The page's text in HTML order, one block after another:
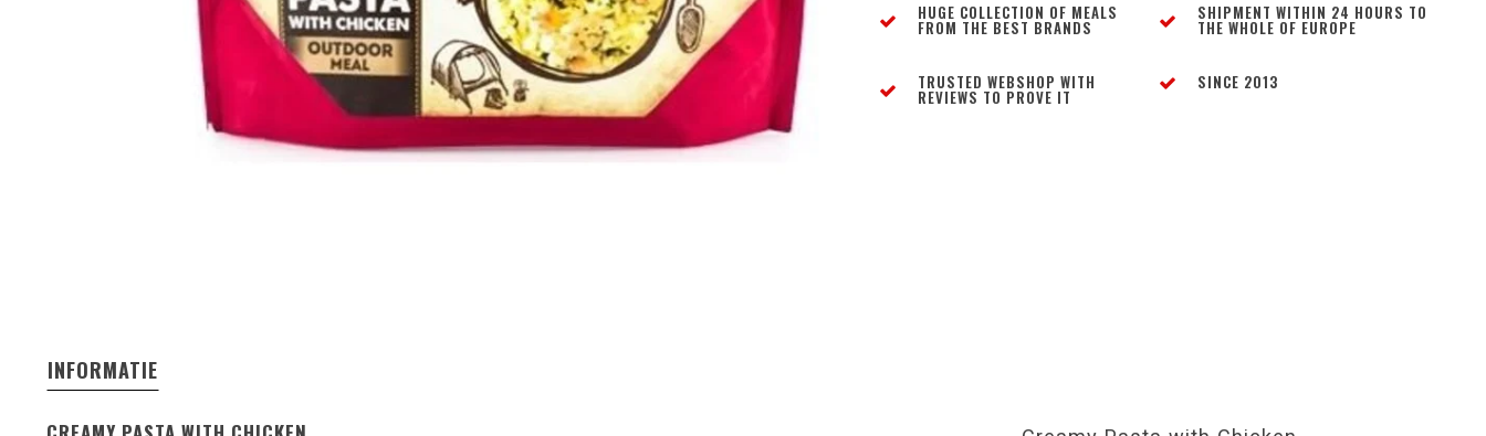
HUGE COLLECTION OF MEALS
FROM THE BEST BRANDS
SHIPMENT WITHIN 24 HOURS TO
THE WHOLE OF EUROPE
TRUSTED WEBSHOP WITH
REVIEWS TO PROVE IT
SINCE 2013
INFORMATIE